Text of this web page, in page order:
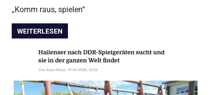
„Komm raus, spielen“
WEITERLESEN